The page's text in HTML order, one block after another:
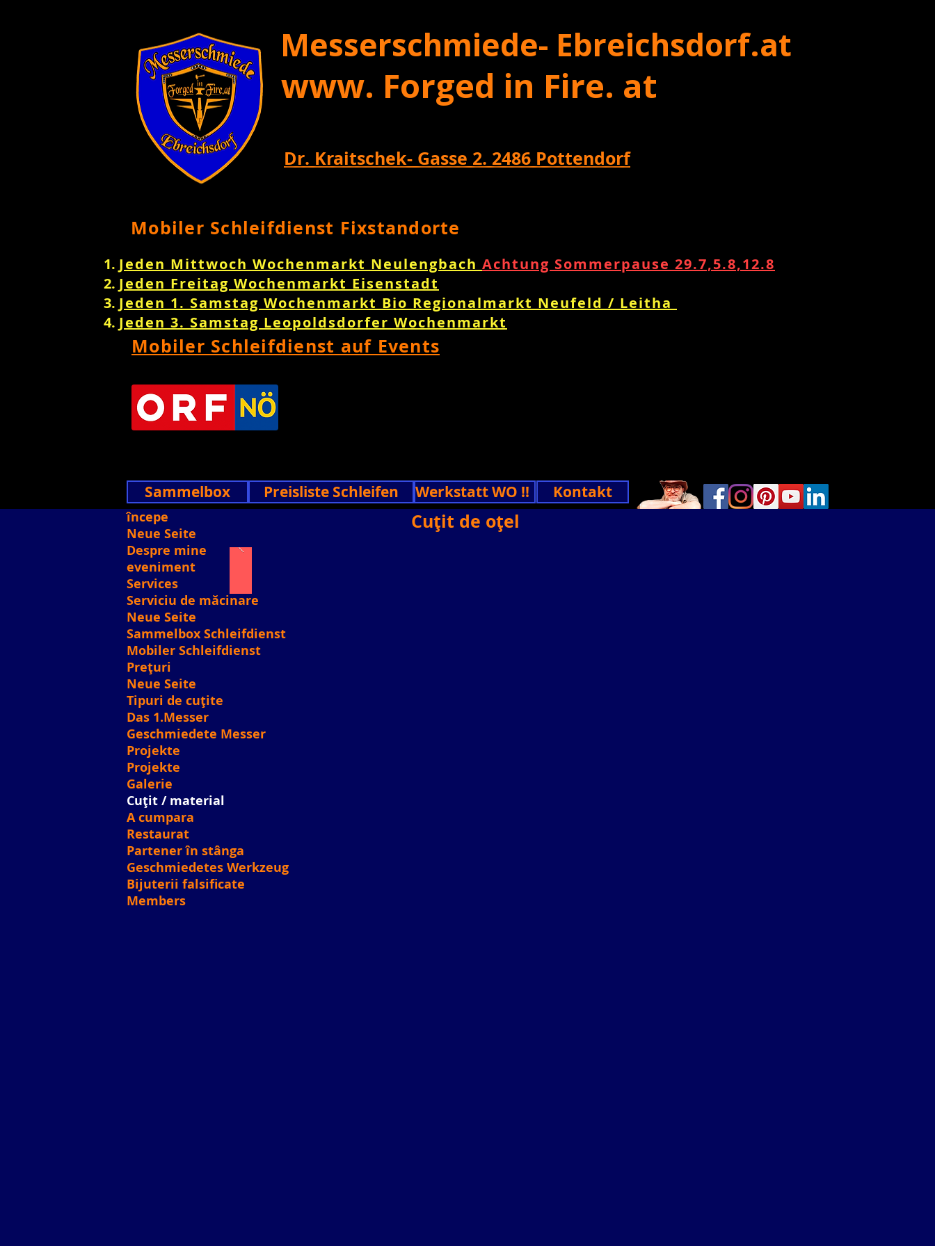
Messerschmiede- Ebreichsdorf.at
www. Forged in Fire. at
Dr. Kraitschek- Gasse 2. 2486 Pottendorf
Mobiler Schleifdienst Fixstandorte
Jeden Mittwoch Wochenmarkt Neulengbach Achtung Sommerpause 29.7,5.8,12.8
Jeden Freitag Wochenmarkt Eisenstadt
Jeden 1. Samstag Wochenmarkt Bio Regionalmarkt Neufeld / Leitha
Jeden 3. Samstag Leopoldsdorfer Wochenmarkt
Mobiler Schleifdienst auf Events
Sammelbox Preisliste Schleifen Werkstatt WO !! Kontakt
Cuțit de oțel
începe
Neue Seite
Despre mine
eveniment
Services
Serviciu de măcinare
Neue Seite
Sammelbox Schleifdienst
Mobiler Schleifdienst
Prețuri
Neue Seite
Tipuri de cuțite
Das 1.Messer
Geschmiedete Messer
Projekte
Projekte
Galerie
Cuțit / material
A cumpara
Restaurat
Partener în stânga
Geschmiedetes Werkzeug
Bijuterii falsificate
Members